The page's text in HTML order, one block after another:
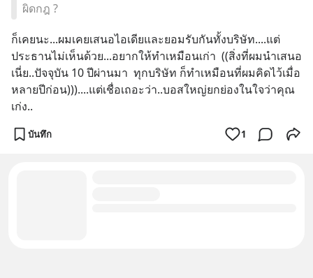
ผิดกฎ ?
ก็เคยนะ...ผมเคยเสนอไอเดียและยอมรับกันทั้งบริษัท....แต่
ประธานไม่เห็นด้วย...อยากให้ทำเหมือนเก่า  ((สิ่งที่ผมนำเสนอ
เนี่ย..ปัจจุบัน 10 ปีผ่านมา  ทุกบริษัท ก็ทำเหมือนที่ผมคิดไว้เมื่อ
หลายปีก่อน)))....แต่เชื่อเถอะว่า..บอสใหญ่ยกย่องในใจว่าคุณ
เก่ง..
บันทึก 1